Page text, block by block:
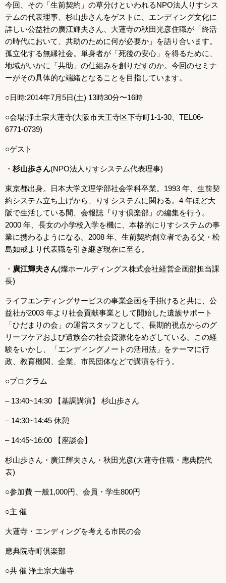
今回、その「生前契約」の草分けといわれるNPO法人りすシス
テムの代表理事、杉山歩さんをゲストに、エンディング文化に
詳しい公益社の廣江輝夫さん、大蓮寺の秋田光彦住職が「終活
の時代において、共助のために何が必要か」を語り合います。
孤立化する無縁社会。単身者が「死後の安心」を得るために、
地域がいかに「共助」の仕組みを創りだすのか。今回のセミナ
ーがその具体的な端緒となることを目指しています。
○日時:2014年7月5日(土) 13時30分〜16時
○会場:浄土宗大蓮寺(大阪市天王寺区下寺町1-1-30、TEL06-
6771-0739)
○ゲスト
・ 杉山歩さん(NPO法人りすシステム代表理事)
東京都出身。日本大学文理学部社会学科卒業。1993 年、生前契
約システム立ち上げから、りすシステムに関わる。4 年ほど大
阪で生活している間、会報誌『りす倶楽部』の編集を行う。
2000 年、長女の小学校入学を機に、本格的にりすシステムの事
業に携わるようになる。2008 年、生前契約創立者である父・松
島如戒より代表職を引き継ぎ現在に至る。
・ 廣江輝夫さん(燦ホールディングス株式会社経営企画部担当課
長)
ライフエンディングサービスの事業企画を手掛けると共に、公
益社が2003 年より社会貢献事業として開始した遺族サポート
「ひだまりの会」の運営スタッフとして、長期的視点からのグ
リーフケアおよび遺族会の社会資源化をめざしている。この経
験をいかし、「エンディングノートの活用法」をテーマに行
政、教育機関、企業、市民団体などで講演を行う。
○プログラム
– 13:40~14:30 【基調講演】 杉山歩さん
– 14:30~14:45 休憩
– 14:45~16:00 【座談会】
杉山歩さん・廣江輝夫さん・秋田光彦(大蓮寺住職・應典院代
表)
○参加費 一般1,000円、会員・学生800円
○主 催
大蓮寺・エンディングを考える市民の会
應典院寺町倶楽部
○共 催 浄土宗大蓮寺